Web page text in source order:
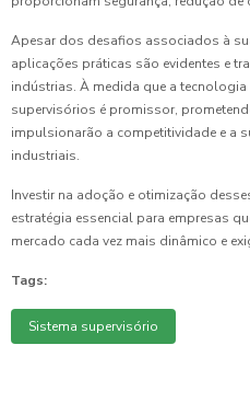
Apesar dos desafios associados à
aplicações práticas são evidentes e
indústrias. À medida que a
supervisórios é promissor,
impulsionarão a competitividade e a
industriais.
Investir na adoção e otimização
estratégia essencial para empresas
mercado cada vez mais dinâmico e
Tags:
Sistema supervisório